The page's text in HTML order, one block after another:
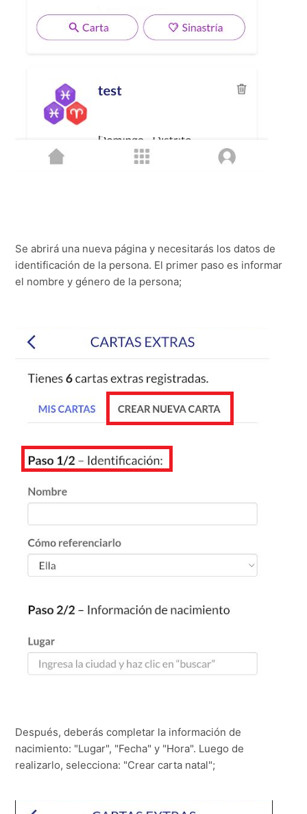
Se abrirá una nueva página y necesitarás los datos de
identificación de la persona. El primer paso es informar
el nombre y género de la persona;
Después, deberás completar la información de
nacimiento: "Lugar", "Fecha" y "Hora". Luego de
realizarlo, selecciona: "Crear carta natal";